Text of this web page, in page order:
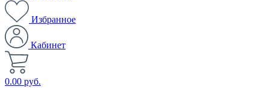
Избранное
Кабинет
0.00 руб.